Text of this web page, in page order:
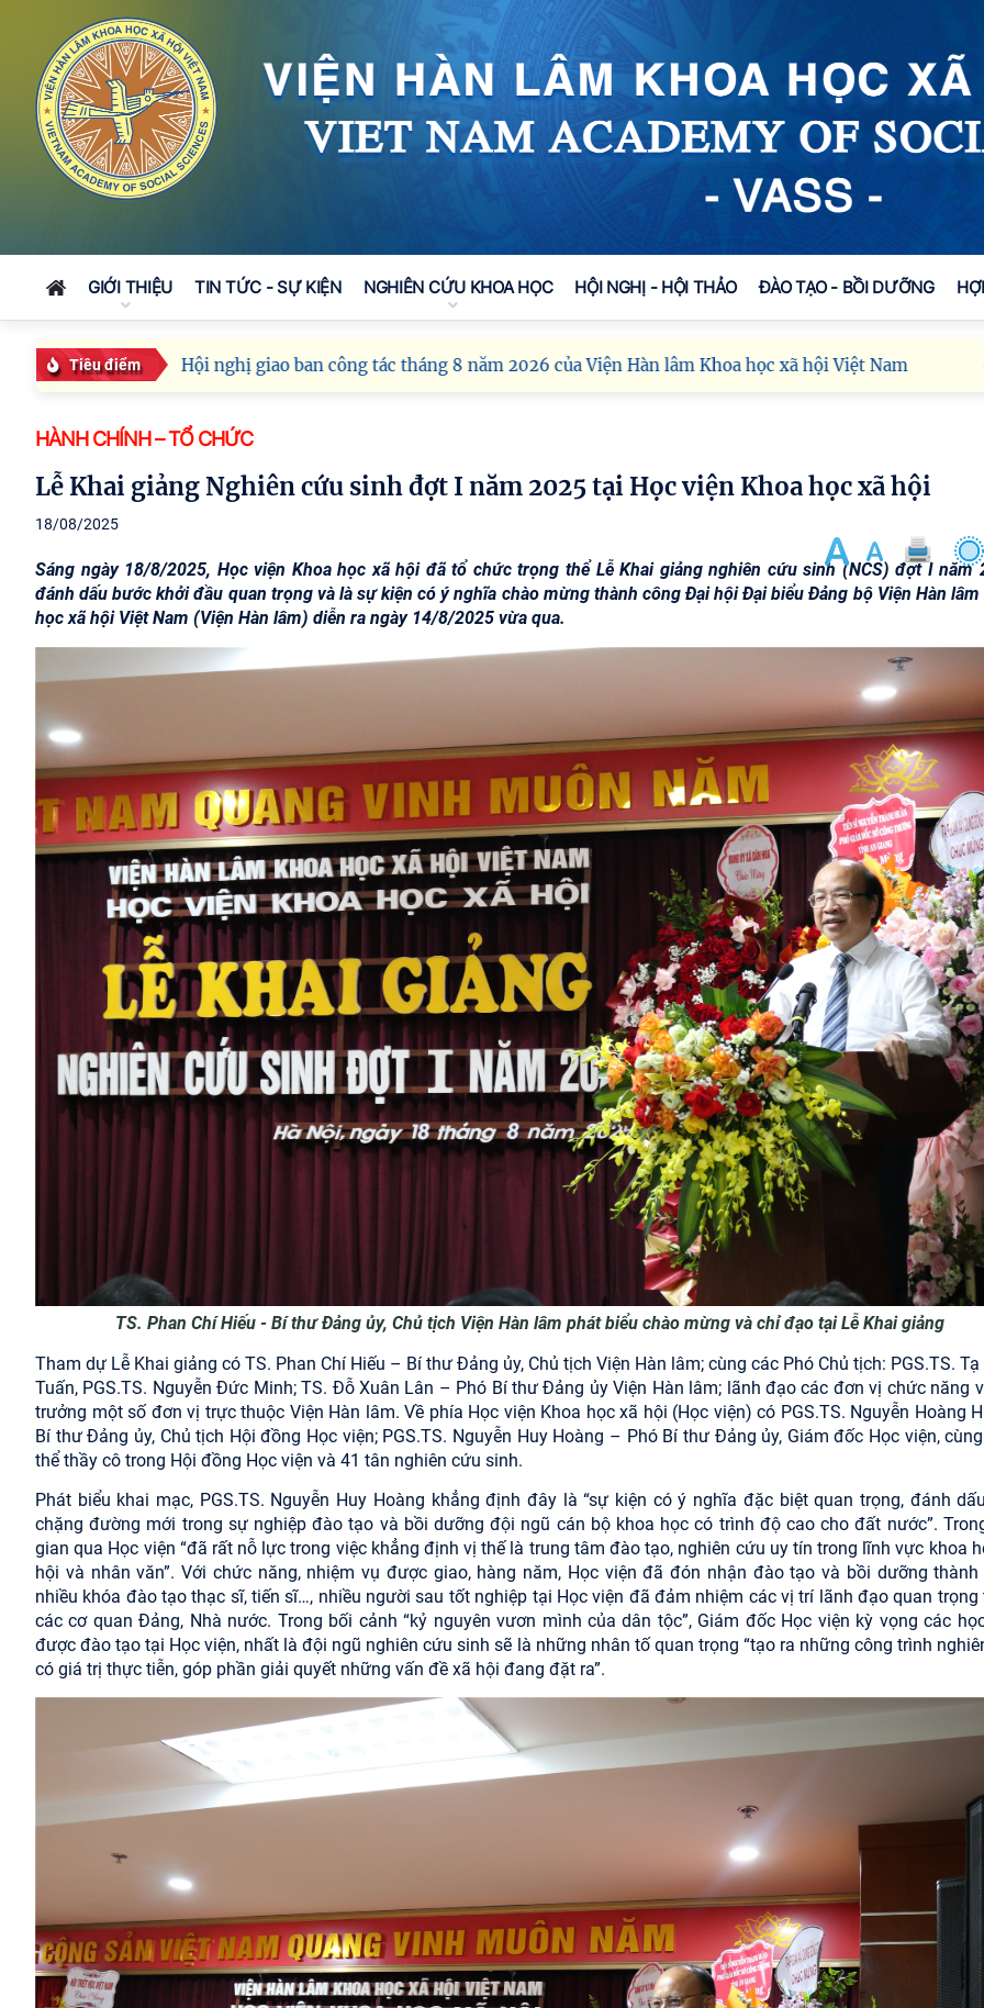
GIỚI THIỆU TIN TỨC - SỰ KIỆN NGHIÊN CỨU KHOA HỌC HỘI NGHỊ - HỘI THẢO ĐÀO TẠO - BỒI DƯỠNG
Tiêu điểm
Hội nghị giao ban công tác tháng 8 năm 2026 của Viện Hàn lâm Khoa học xã hội Việt Nam Viện
HÀNH CHÍNH – TỔ CHỨC
Lễ Khai giảng Nghiên cứu sinh đợt I năm 2025 tại Học viện Khoa học xã hội
18/08/2025
Sáng ngày 18/8/2025, Học viện Khoa học xã hội đã tổ chức trọng thể Lễ Khai giảng nghiên cứu sinh (NCS) đợt I năm
đánh dấu bước khởi đầu quan trọng và là sự kiện có ý nghĩa chào mừng thành công Đại hội Đại biểu Đảng bộ Viện Hàn lâm
học xã hội Việt Nam (Viện Hàn lâm) diễn ra ngày 14/8/2025 vừa qua.
TS. Phan Chí Hiếu - Bí thư Đảng ủy, Chủ tịch Viện Hàn lâm phát biểu chào mừng và chỉ đạo tại Lễ Khai giảng
Tham dự Lễ Khai giảng có TS. Phan Chí Hiếu – Bí thư Đảng ủy, Chủ tịch Viện Hàn lâm; cùng các Phó Chủ tịch: PGS.TS.
Tuấn, PGS.TS. Nguyễn Đức Minh; TS. Đỗ Xuân Lân – Phó Bí thư Đảng ủy Viện Hàn lâm; lãnh đạo các đơn vị chức năng
trưởng một số đơn vị trực thuộc Viện Hàn lâm. Về phía Học viện Khoa học xã hội (Học viện) có PGS.TS. Nguyễn Hoàng
Bí thư Đảng ủy, Chủ tịch Hội đồng Học viện; PGS.TS. Nguyễn Huy Hoàng – Phó Bí thư Đảng ủy, Giám đốc Học viện,
thể thầy cô trong Hội đồng Học viện và 41 tân nghiên cứu sinh.
Phát biểu khai mạc, PGS.TS. Nguyễn Huy Hoàng khẳng định đây là “sự kiện có ý nghĩa đặc biệt quan trọng, đánh
chặng đường mới trong sự nghiệp đào tạo và bồi dưỡng đội ngũ cán bộ khoa học có trình độ cao cho đất nước”.
gian qua Học viện “đã rất nỗ lực trong việc khẳng định vị thế là trung tâm đào tạo, nghiên cứu uy tín trong lĩnh vực khoa
hội và nhân văn”. Với chức năng, nhiệm vụ được giao, hàng năm, Học viện đã đón nhận đào tạo và bồi dưỡng thành
nhiều khóa đào tạo thạc sĩ, tiến sĩ…, nhiều người sau tốt nghiệp tại Học viện đã đảm nhiệm các vị trí lãnh đạo quan trọng
các cơ quan Đảng, Nhà nước. Trong bối cảnh “kỷ nguyên vươn mình của dân tộc”, Giám đốc Học viện kỳ vọng các
được đào tạo tại Học viện, nhất là đội ngũ nghiên cứu sinh sẽ là những nhân tố quan trọng “tạo ra những công trình
có giá trị thực tiễn, góp phần giải quyết những vấn đề xã hội đang đặt ra”.